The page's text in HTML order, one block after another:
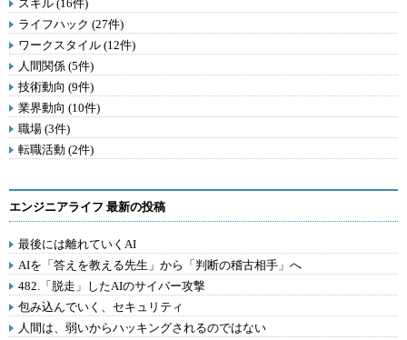
スキル (16件)
ライフハック (27件)
ワークスタイル (12件)
人間関係 (5件)
技術動向 (9件)
業界動向 (10件)
職場 (3件)
転職活動 (2件)
エンジニアライフ 最新の投稿
最後には離れていくAI
AIを「答えを教える先生」から「判断の稽古相手」へ
482.「脱走」したAIのサイバー攻撃
包み込んでいく、セキュリティ
人間は、弱いからハッキングされるのではない